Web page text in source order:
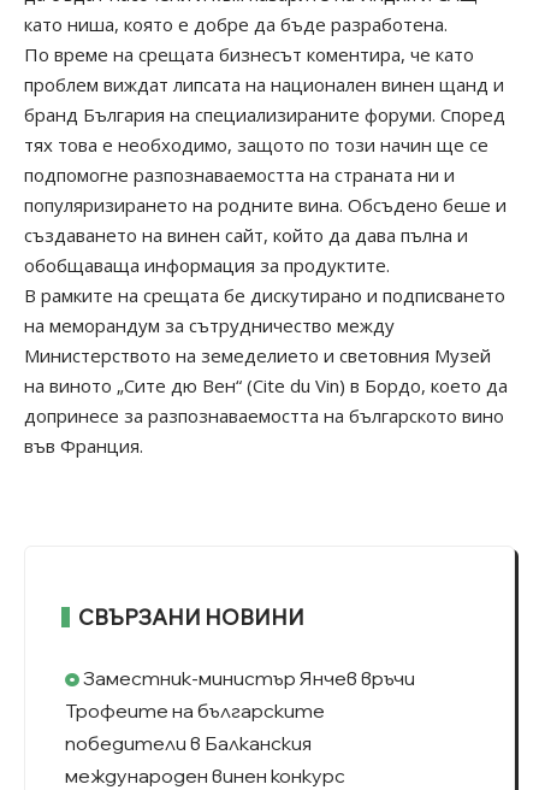
като ниша, която е добре да бъде разработена.
По време на срещата бизнесът коментира, че като
проблем виждат липсата на национален винен щанд и
бранд България на специализираните форуми. Според
тях това е необходимо, защото по този начин ще се
подпомогне разпознаваемостта на страната ни и
популяризирането на родните вина. Обсъдено беше и
създаването на винен сайт, който да дава пълна и
обобщаваща информация за продуктите.
В рамките на срещата бе дискутирано и подписването
на меморандум за сътрудничество между
Министерството на земеделието и световния Музей
на виното „Сите дю Вен“ (Cite du Vin) в Бордо, което да
допринесе за разпознаваемостта на българското вино
във Франция.
СВЪРЗАНИ НОВИНИ
Заместник-министър Янчев връчи
Трофеите на българските
победители в Балканския
международен винен конкурс